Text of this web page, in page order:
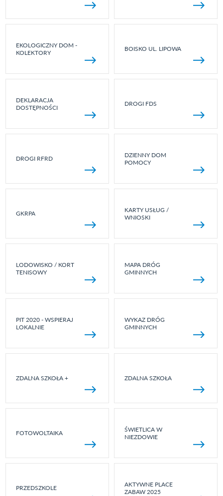
EKOLOGICZNY DOM -
KOLEKTORY
BOISKO UL. LIPOWA
DEKLARACJA
DOSTĘPNOŚCI
DROGI FDS
DROGI RFRD
DZIENNY DOM
POMOCY
GKRPA
KARTY USŁUG /
WNIOSKI
LODOWISKO / KORT
TENISOWY
MAPA DRÓG
GMINNYCH
PIT 2020 - WSPIERAJ
LOKALNIE
WYKAZ DRÓG
GMINNYCH
ZDALNA SZKOŁA + ZDALNA SZKOŁA
FOTOWOLTAIKA
ŚWIETLICA W
NIEZDOWIE
PRZEDSZKOLE
AKTYWNE PLACE
ZABAW 2025